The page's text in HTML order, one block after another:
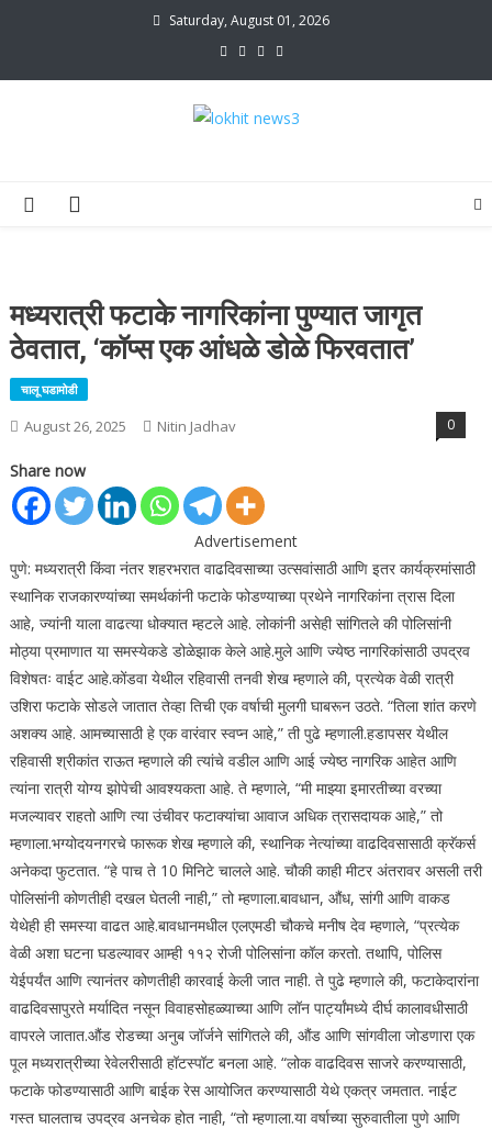
Saturday, August 01, 2026
मध्यरात्री फटाके नागरिकांना पुण्यात जागृत
ठेवतात, ‘कॉप्स एक आंधळे डोळे फिरवतात’
चालू घडामोडी
August 26, 2025 Nitin Jadhav 0
Share now
Advertisement
पुणे: मध्यरात्री किंवा नंतर शहरभरात वाढदिवसाच्या उत्सवांसाठी आणि इतर कार्यक्रमांसाठी
स्थानिक राजकारण्यांच्या समर्थकांनी फटाके फोडण्याच्या प्रथेने नागरिकांना त्रास दिला
आहे, ज्यांनी याला वाढत्या धोक्यात म्हटले आहे. लोकांनी असेही सांगितले की पोलिसांनी
मोठ्या प्रमाणात या समस्येकडे डोळेझाक केले आहे.मुले आणि ज्येष्ठ नागरिकांसाठी उपद्रव
विशेषतः वाईट आहे.कोंडवा येथील रहिवासी तनवी शेख म्हणाले की, प्रत्येक वेळी रात्री
उशिरा फटाके सोडले जातात तेव्हा तिची एक वर्षाची मुलगी घाबरून उठते. “तिला शांत करणे
अशक्य आहे. आमच्यासाठी हे एक वारंवार स्वप्न आहे,” ती पुढे म्हणाली.हडापसर येथील
रहिवासी श्रीकांत राऊत म्हणाले की त्यांचे वडील आणि आई ज्येष्ठ नागरिक आहेत आणि
त्यांना रात्री योग्य झोपेची आवश्यकता आहे. ते म्हणाले, “मी माझ्या इमारतीच्या वरच्या
मजल्यावर राहतो आणि त्या उंचीवर फटाक्यांचा आवाज अधिक त्रासदायक आहे,” तो
म्हणाला.भग्योदयनगरचे फारूक शेख म्हणाले की, स्थानिक नेत्यांच्या वाढदिवसासाठी क्रॅकर्स
अनेकदा फुटतात. “हे पाच ते 10 मिनिटे चालले आहे. चौकी काही मीटर अंतरावर असली तरी
पोलिसांनी कोणतीही दखल घेतली नाही,” तो म्हणाला.बावधान, औंध, सांगी आणि वाकड
येथेही ही समस्या वाढत आहे.बावधानमधील एलएमडी चौकचे मनीष देव म्हणाले, “प्रत्येक
वेळी अशा घटना घडल्यावर आम्ही ११२ रोजी पोलिसांना कॉल करतो. तथापि, पोलिस
येईपर्यंत आणि त्यानंतर कोणतीही कारवाई केली जात नाही. ते पुढे म्हणाले की, फटाकेदारांना
वाढदिवसापुरते मर्यादित नसून विवाहसोहळ्याच्या आणि लॉन पार्ट्यांमध्ये दीर्घ कालावधीसाठी
वापरले जातात.औंड रोडच्या अनुब जॉर्जने सांगितले की, औंड आणि सांगवीला जोडणारा एक
पूल मध्यरात्रीच्या रेवेलरीसाठी हॉटस्पॉट बनला आहे. “लोक वाढदिवस साजरे करण्यासाठी,
फटाके फोडण्यासाठी आणि बाईक रेस आयोजित करण्यासाठी येथे एकत्र जमतात. नाईट
गस्त घालताच उपद्रव अनचेक होत नाही, “तो म्हणाला.या वर्षाच्या सुरुवातीला पुणे आणि